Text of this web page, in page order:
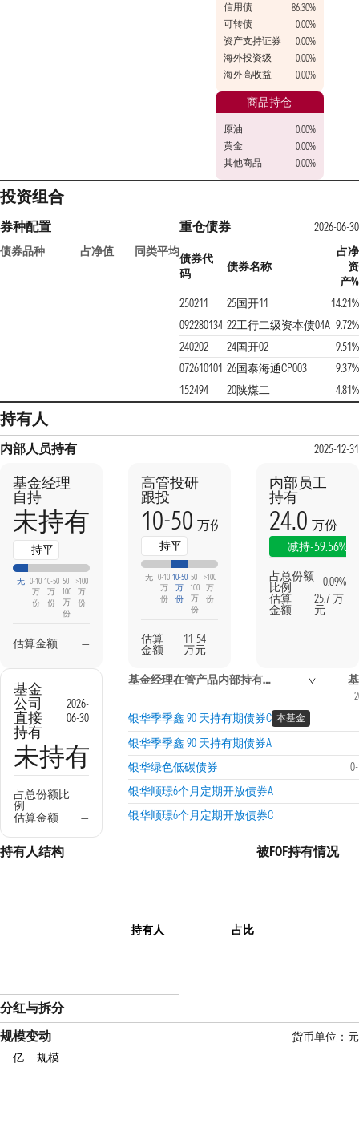
信用债
86.30%
可转债
0.00%
资产支持证券
0.00%
海外投资级
0.00%
海外高收益
0.00%
商品持仓
原油
0.00%
黄金
0.00%
其他商品
0.00%
投资组合
券种配置
债券品种 占净值 同类平均
重仓债券 2026-06-30
债券代
码
债券名称
占净
资
产%
250211
25国开11
14.21%
092280134 22工行二级资本债04A 9.72%
240202
24国开02
9.51%
072610101 26国泰海通CP003
9.37%
152494
20陕煤二 4.81%
持有人
内部人员持有 2025-12-31
基金经理
自持
未持有
持平
无 0-10
万
份
10-50
万
份
50-
100
万
份
>100
万
份
估算金额 —
高管投研
跟投
10-50 万份
持平
无 0-10
万
份
10-50
万
份
50-
100
万
份
>100
万
份
估算
金额
11-54
万元
内部员工
持有
24.0 万份
减持-59.56%
占总份额
比例
0.09%
估算
金额
25.7 万
元
基金
公司
直接
持有
2026-
06-30
未持有
占总份额比
例
—
估算金额
—
基金经理在管产品内部持有信息
银华季季鑫 90 天持有期债券C 本基金
银华季季鑫 90 天持有期债券A
银华绿色低碳债券
银华顺璟6个月定期开放债券A
银华顺璟6个月定期开放债券C
持有人结构
持有人 占比
被FOF持有情况
分红与拆分
规模变动
货币单位：元
亿
规模